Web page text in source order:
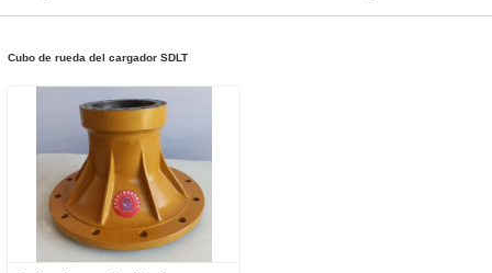
Cubo de rueda del cargador SDLT